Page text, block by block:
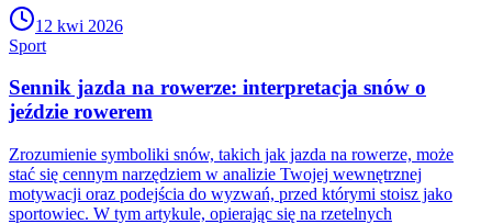
12 kwi 2026
Sport
Sennik jazda na rowerze: interpretacja snów o
jeździe rowerem
Zrozumienie symboliki snów, takich jak jazda na rowerze, może
stać się cennym narzędziem w analizie Twojej wewnętrznej
motywacji oraz podejścia do wyzwań, przed którymi stoisz jako
sportowiec. W tym artykule, opierając się na rzetelnych